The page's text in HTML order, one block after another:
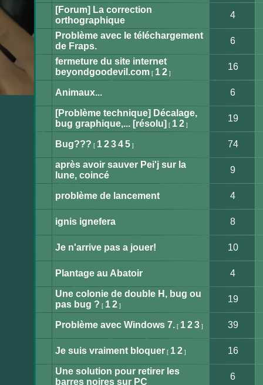
message
Aucun
message
non
[Forum] La correction
orthographique
4
Aucun
message
non
Problème avec le téléchargement
de Fraps.
6
Aucun
message
non
fermeture du site internet
beyondgoodevil.com[ 1 2]
16
message
Animaux... 6
Aucun
message
non
[Problème technique] Décalage,
bug graphique,... [résolu] [ 1 2]
19
message
non
Bug??? [ 1 2 3 4 5] 74
Aucun
message
après avoir sauver Pei'j sur la
lune, coincé
9
message
non
problème de lancement 4
message
non
ignis ignefera 8
message
non
Je n'arrive pas a jouer! 10
message
non
Plantage au Abatoir 4
Aucun
message
non
Une colonie de double H, bug ou
pas bug ? [ 1 2]
19
message
non
Problème avec Windows 7.[ 1 2 3] 39
message
non
Je suis vraiment bloquer[ 1 2] 16
Une solution pour retirer les
barres noires sur PC
6